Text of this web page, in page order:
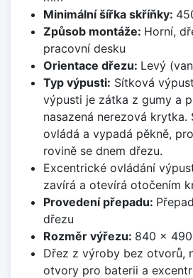
Minimální šířka skříňky:
Způsob montáže: Horní,
pracovní desku
Orientace dřezu: Levý
Typ výpusti: Sítková
výpusti je zátka z gumy a
nasazená nerezová krytka.
ovládá a vypadá pěkně,
rovině se dnem dřezu.
Excentrické ovládání
zavírá a otevírá otočením
Provedení přepadu:
dřezu
Rozměr výřezu: 840 x
Dřez z výroby bez otvorů,
otvory pro baterii a